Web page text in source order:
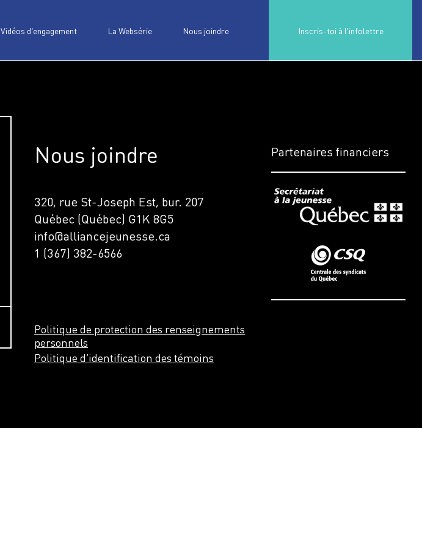
Vidéos d’engagement La Websérie Nous joindre Inscris-toi à l'infolettre
Nous joindre
320, rue St-Joseph Est, bur. 207
Québec (Québec) G1K 8G5
info@alliancejeunesse.ca
1 (367) 382-6566
Politique de protection des renseignements
personnels
Politique d’identification des témoins
Partenaires financiers